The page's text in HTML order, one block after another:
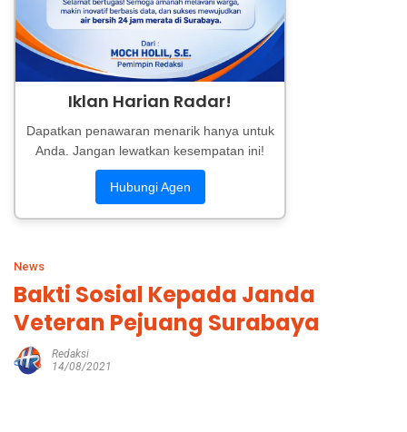
Iklan Harian Radar!
Dapatkan penawaran menarik hanya untuk
Anda. Jangan lewatkan kesempatan ini!
Hubungi Agen
News
Bakti Sosial Kepada Janda
Veteran Pejuang Surabaya
Redaksi
14/08/2021